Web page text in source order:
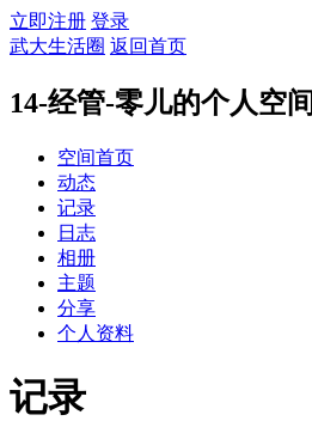
立即注册 登录
武大生活圈 返回首页
14-经管-零儿的个人空间
空间首页
动态
记录
日志
相册
主题
分享
个人资料
记录